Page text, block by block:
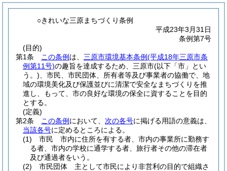
○きれいな三原まちづくり条例
平成23年3月31日
条例第7号
(目的)
第1条
この条例 は、 三原市環境基本条例(平成18年三原市条
例第11号)の趣旨を達成するため、三原市(以下「市」とい
う。) 、市民、市民団体、所有者等及び事業者の協働で、地
域の環境美化及び保護並びに清潔で安全なまちづくりを推
進し、もって、市の良好な環境の保全に資することを目的
とする。
(定義)
第2条
この条例 において、 次の各号に掲げる用語の意義は、
当該各号に定めるところによる。
(1)
市民 市内に住所を有する者、市内の事業所に勤務す
る者、市内の学校に通学する者、旅行者その他の滞在者
及び通過者をいう。
(2)
市民団体 主として市民により非営利の目的で組織さ